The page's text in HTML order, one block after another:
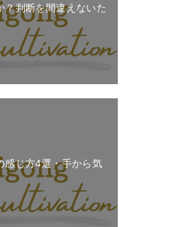
？判断を間違えないた
感じ方4選・手から気